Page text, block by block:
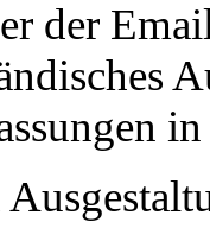
der